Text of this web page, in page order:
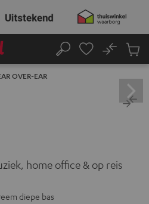
Zoeken
No
OVER-EAR
home office & op reis
diepe bas